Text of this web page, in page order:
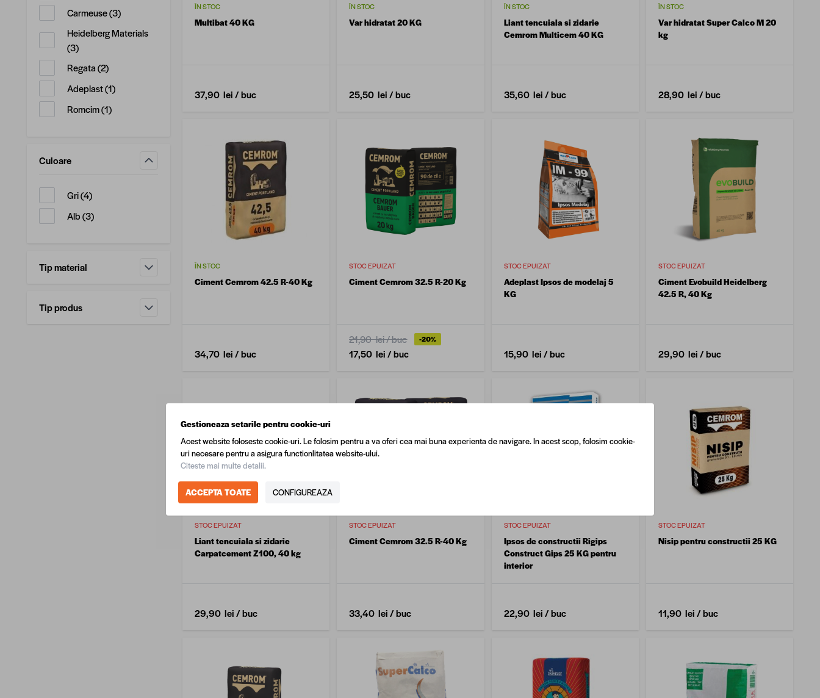
Carmeuse(3produse disponibile
)
Heidelberg Materials
(3produse disponibile
)
Regata(2produse disponibile
)
Adeplast(1produse disponibile
)
Romcim(1produse disponibile
)
Culoare
Gri(4produse disponibile
)
Alb(3produse disponibile
)
Tip material
Tip produs
ÎN STOC
Multibat 40 KG
37,90 lei/ buc
ÎN STOC
Var hidratat 20 KG
25,50 lei/ buc
ÎN STOC
Liant tencuiala si zidarie
Cemrom Multicem 40 KG
35,60 lei/ buc
ÎN STOC
Var hidratat Super Calco M 20
kg
28,90 lei/ buc
ÎN STOC
Ciment Cemrom 42.5 R-40 Kg
34,70 lei/ buc
STOC EPUIZAT
Ciment Cemrom 32.5 R-20 Kg
21,90 lei/ buc -20%
17,50 lei/ buc
STOC EPUIZAT
Adeplast Ipsos de modelaj 5
KG
15,90 lei/ buc
STOC EPUIZAT
Ciment Evobuild Heidelberg
42.5 R, 40 Kg
29,90 lei/ buc
STOC EPUIZAT
Liant tencuiala si zidarie
Carpatcement Z100, 40 kg
29,90 lei/ buc
STOC EPUIZAT
Ciment Cemrom 32.5 R-40 Kg
33,40 lei/ buc
STOC EPUIZAT
Ipsos de constructii Rigips
Construct Gips 25 KG pentru
interior
22,90 lei/ buc
STOC EPUIZAT
Nisip pentru constructii 25 KG
11,90 lei/ buc
Gestioneaza setarile pentru cookie-uri
Acest website foloseste cookie-uri. Le folosim pentru a va oferi cea mai buna experienta de navigare. In acest scop, folosim cookie-
uri necesare pentru a asigura functionlitatea website-ului.
Citeste mai multe detalii.
ACCEPTA TOATE CONFIGUREAZA